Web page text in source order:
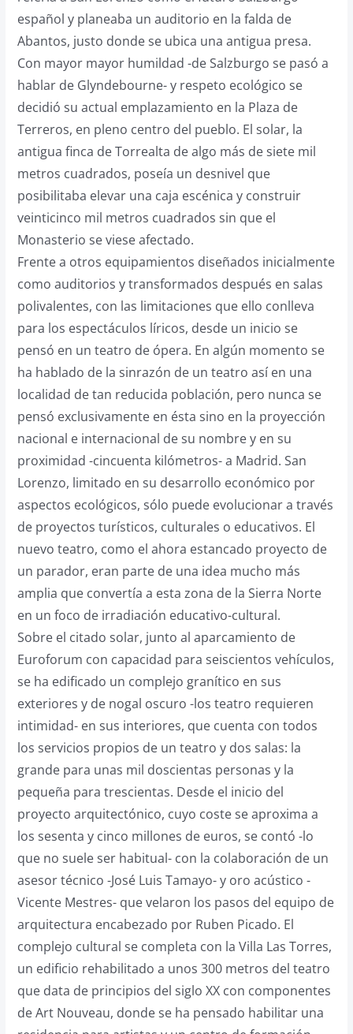
español y planeaba un auditorio en la falda de
Abantos, justo donde se ubica una antigua presa.
Con mayor mayor humildad -de Salzburgo se pasó a
hablar de Glyndebourne- y respeto ecológico se
decidió su actual emplazamiento en la Plaza de
Terreros, en pleno centro del pueblo. El solar, la
antigua finca de Torrealta de algo más de siete mil
metros cuadrados, poseía un desnivel que
posibilitaba elevar una caja escénica y construir
veinticinco mil metros cuadrados sin que el
Monasterio se viese afectado.
Frente a otros equipamientos diseñados inicialmente
como auditorios y transformados después en salas
polivalentes, con las limitaciones que ello conlleva
para los espectáculos líricos, desde un inicio se
pensó en un teatro de ópera. En algún momento se
ha hablado de la sinrazón de un teatro así en una
localidad de tan reducida población, pero nunca se
pensó exclusivamente en ésta sino en la proyección
nacional e internacional de su nombre y en su
proximidad -cincuenta kilómetros- a Madrid. San
Lorenzo, limitado en su desarrollo económico por
aspectos ecológicos, sólo puede evolucionar a través
de proyectos turísticos, culturales o educativos. El
nuevo teatro, como el ahora estancado proyecto de
un parador, eran parte de una idea mucho más
amplia que convertía a esta zona de la Sierra Norte
en un foco de irradiación educativo-cultural.
Sobre el citado solar, junto al aparcamiento de
Euroforum con capacidad para seiscientos vehículos,
se ha edificado un complejo granítico en sus
exteriores y de nogal oscuro -los teatro requieren
intimidad- en sus interiores, que cuenta con todos
los servicios propios de un teatro y dos salas: la
grande para unas mil doscientas personas y la
pequeña para trescientas. Desde el inicio del
proyecto arquitectónico, cuyo coste se aproxima a
los sesenta y cinco millones de euros, se contó -lo
que no suele ser habitual- con la colaboración de un
asesor técnico -José Luis Tamayo- y oro acústico -
Vicente Mestres- que velaron los pasos del equipo de
arquitectura encabezado por Ruben Picado. El
complejo cultural se completa con la Villa Las Torres,
un edificio rehabilitado a unos 300 metros del teatro
que data de principios del siglo XX con componentes
de Art Nouveau, donde se ha pensado habilitar una